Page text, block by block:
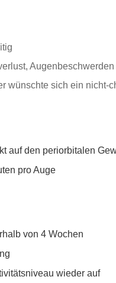
wünschte sich ein
auf den periorbitalen
pro Auge
von 4 Wochen
wieder auf